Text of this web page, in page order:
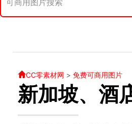
CC零素材网 > 免费可商用图片
新加坡、酒